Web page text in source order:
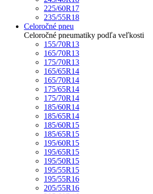
225/60R17
235/55R18
Celoročné pneu
Celoročné pneumatiky podľa veľkosti
155/70R13
165/70R13
175/70R13
165/65R14
165/70R14
175/65R14
175/70R14
185/60R14
185/65R14
185/60R15
185/65R15
195/60R15
195/65R15
195/50R15
195/55R15
195/55R16
205/55R16